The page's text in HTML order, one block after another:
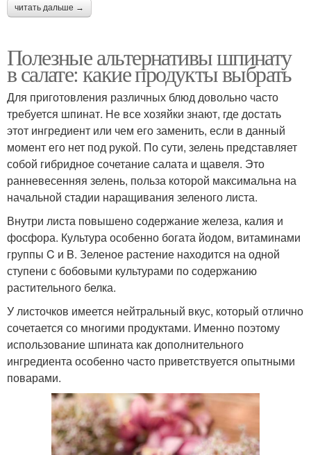
читать дальше →
Полезные альтернативы шпинату
в салате: какие продукты выбрать
Для приготовления различных блюд довольно часто
требуется шпинат. Не все хозяйки знают, где достать
этот ингредиент или чем его заменить, если в данный
момент его нет под рукой. По сути, зелень представляет
собой гибридное сочетание салата и щавеля. Это
ранневесенняя зелень, польза которой максимальна на
начальной стадии наращивания зеленого листа.
Внутри листа повышено содержание железа, калия и
фосфора. Культура особенно богата йодом, витаминами
группы C и B. Зеленое растение находится на одной
ступени с бобовыми культурами по содержанию
растительного белка.
У листочков имеется нейтральный вкус, который отлично
сочетается со многими продуктами. Именно поэтому
использование шпината как дополнительного
ингредиента особенно часто приветствуется опытными
поварами.